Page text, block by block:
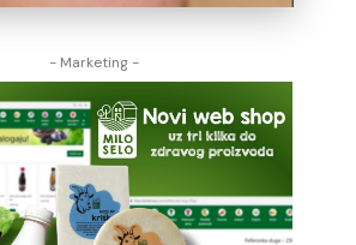
- Marketing -